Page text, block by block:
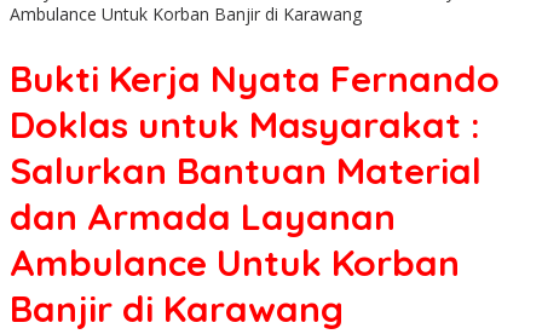
Ambulance Untuk Korban Banjir di Karawang
Bukti Kerja Nyata Fernando
Doklas untuk Masyarakat :
Salurkan Bantuan Material
dan Armada Layanan
Ambulance Untuk Korban
Banjir di Karawang